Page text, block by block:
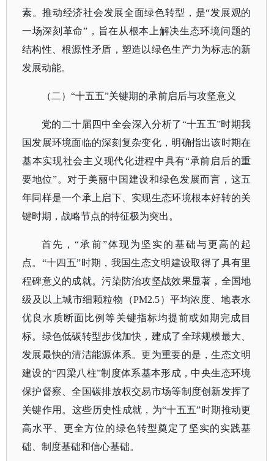
素。推动经济社会发展全面绿色转型，是“发展观的
一场深刻革命”，旨在从根本上解决生态环境问题的
结构性、根源性矛盾，塑造以绿色生产力为标志的新
发展动能。
（二） “十五五”关键期的承前启后与攻坚意义
党的二十届四中全会深入分析了“十五五”时期我
国发展环境面临的深刻复杂变化，明确指出该时期在
基本实现社会主义现代化进程中具有“承前启后的重
要地位”。对于美丽中国建设和绿色发展而言，这五
年同样是一个承上启下、实现生态环境根本好转的关
键时期，战略节点的特征极为突出。
首先，“承前”体现为坚实的基础与更高的起
点。“十四五”时期，我国生态文明建设取得了具有里
程碑意义的成就。污染防治攻坚战效果显著，全国地
级及以上城市细颗粒物（PM2.5）平均浓度、地表水
优良水质断面比例等关键指标均提前或如期完成目
标。绿色低碳转型步伐加快，建成了全球规模最大、
发展最快的清洁能源体系。更为重要的是，生态文明
建设的“四梁八柱”制度体系基本形成，中央生态环境
保护督察、全国碳排放权交易市场等制度创新发挥了
关键作用。这些历史性成就，为“十五五”时期推动更
高水平、更全方位的绿色转型奠定了坚实的实践基
础、制度基础和信心基础。